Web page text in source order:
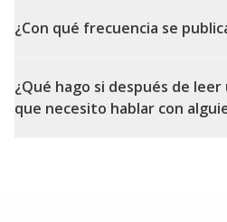
¿Con qué frecuencia se
¿Qué hago si después de
que necesito hablar con